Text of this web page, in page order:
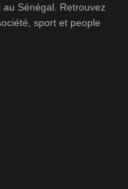
Sénégal. Retrouvez
sport et people